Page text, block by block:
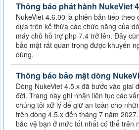
Thông báo phát hành NukeViet
NukeViet 4.6.00 là phiên bản tiếp theo
dựa trên kế thừa các chức năng của
máy chủ hỗ trợ php 7.4 trở lên. Đây
bảo mật rất quan trọng được khuyến
dùng.
Thông báo bảo mật dòng
Dòng NukeViet 4.5.x đã bước vào giai
đời. Trang này ghi nhận liên tục các
chúng tôi xử lý để giữ an toàn cho
trên dòng 4.5.x đến tháng 7 năm
bảo vệ bạn ở mức tốt nhất có thể trên